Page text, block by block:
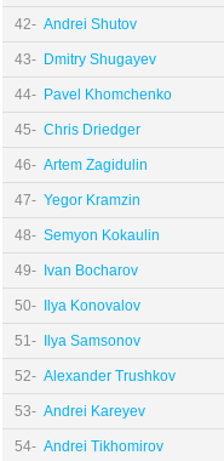
42- Andrei Shutov
43- Dmitry Shugayev
44- Pavel Khomchenko
45- Chris Driedger
46- Artem Zagidulin
47- Yegor Kramzin
48- Semyon Kokaulin
49- Ivan Bocharov
50- Ilya Konovalov
51- Ilya Samsonov
52- Alexander Trushkov
53- Andrei Kareyev
54- Andrei Tikhomirov